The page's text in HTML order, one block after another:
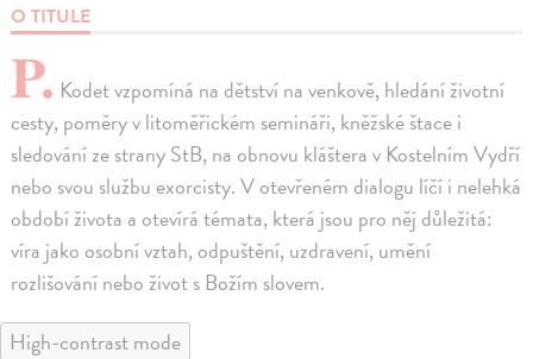
O TITULE
P. Kodet vzpomíná na dětství na venkově, hledání životní
cesty, poměry v litoměřickém semináři, kněžské štace i
sledování ze strany StB, na obnovu kláštera v Kostelním Vydří
nebo svou službu exorcisty. V otevřeném dialogu líčí i nelehká
období života a otevírá témata, která jsou pro něj důležitá:
víra jako osobní vztah, odpuštění, uzdravení, umění
rozlišování nebo život s Božím slovem.
High-contrast mode